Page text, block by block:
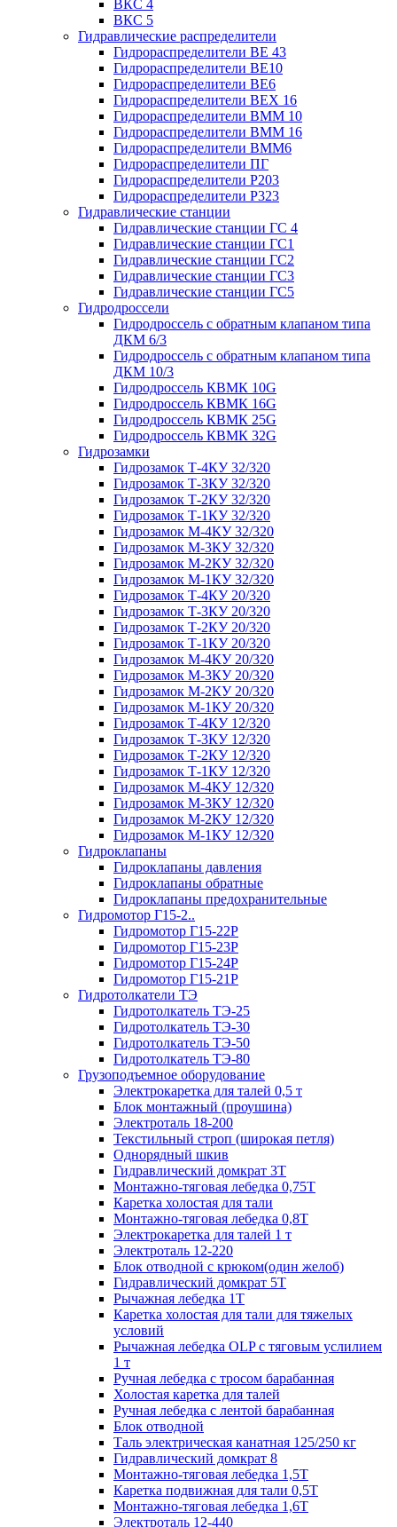
ВКС 4
ВКС 5
Гидравлические распределители
Гидрораспределители ВЕ 43
Гидрораспределители ВЕ10
Гидрораспределители ВЕ6
Гидрораспределители ВЕХ 16
Гидрораспределители ВММ 10
Гидрораспределители ВММ 16
Гидрораспределители ВММ6
Гидрораспределители ПГ
Гидрораспределители Р203
Гидрораспределители Р323
Гидравлические станции
Гидравлические станции ГС 4
Гидравлические станции ГС1
Гидравлические станции ГС2
Гидравлические станции ГС3
Гидравлические станции ГС5
Гидродроссели
Гидродроссель с обратным клапаном типа
ДКМ 6/3
Гидродроссель с обратным клапаном типа
ДКМ 10/3
Гидродроссель КВМК 10G
Гидродроссель КВМК 16G
Гидродроссель КВМК 25G
Гидродроссель КВМК 32G
Гидрозамки
Гидрозамок Т-4КУ 32/320
Гидрозамок Т-3КУ 32/320
Гидрозамок Т-2КУ 32/320
Гидрозамок Т-1КУ 32/320
Гидрозамок М-4КУ 32/320
Гидрозамок М-3КУ 32/320
Гидрозамок М-2КУ 32/320
Гидрозамок М-1КУ 32/320
Гидрозамок Т-4КУ 20/320
Гидрозамок Т-3КУ 20/320
Гидрозамок Т-2КУ 20/320
Гидрозамок Т-1КУ 20/320
Гидрозамок М-4КУ 20/320
Гидрозамок М-3КУ 20/320
Гидрозамок М-2КУ 20/320
Гидрозамок М-1КУ 20/320
Гидрозамок Т-4КУ 12/320
Гидрозамок Т-3КУ 12/320
Гидрозамок Т-2КУ 12/320
Гидрозамок Т-1КУ 12/320
Гидрозамок М-4КУ 12/320
Гидрозамок М-3КУ 12/320
Гидрозамок М-2КУ 12/320
Гидрозамок М-1КУ 12/320
Гидроклапаны
Гидроклапаны давления
Гидроклапаны обратные
Гидроклапаны предохранительные
Гидромотор Г15-2..
Гидромотор Г15-22Р
Гидромотор Г15-23Р
Гидромотор Г15-24Р
Гидромотор Г15-21Р
Гидротолкатели ТЭ
Гидротолкатель ТЭ-25
Гидротолкатель ТЭ-30
Гидротолкатель ТЭ-50
Гидротолкатель ТЭ-80
Грузоподъемное оборудование
Электрокаретка для талей 0,5 т
Блок монтажный (проушина)
Электроталь 18-200
Текстильный строп (широкая петля)
Однорядный шкив
Гидравлический домкрат 3T
Монтажно-тяговая лебедка 0,75Т
Каретка холостая для тали
Монтажно-тяговая лебедка 0,8Т
Электрокаретка для талей 1 т
Электроталь 12-220
Блок отводной с крюком(один желоб)
Гидравлический домкрат 5T
Рычажная лебедка 1Т
Каретка холостая для тали для тяжелых
условий
Рычажная лебедка OLP с тяговым услилием
1 т
Ручная лебедка с тросом барабанная
Холостая каретка для талей
Ручная лебедка с лентой барабанная
Блок отводной
Таль электрическая канатная 125/250 кг
Гидравлический домкрат 8
Монтажно-тяговая лебедка 1,5Т
Каретка подвижная для тали 0,5Т
Монтажно-тяговая лебедка 1,6Т
Электроталь 12-440